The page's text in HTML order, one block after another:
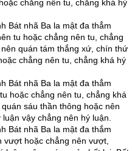
chẳng nên tu, chẳng khá hý
Bát nhã Ba la mật đa thẳm
tu hoặc chẳng nên tu, chẳng
quán tám thắng xứ, chín thứ
chẳng nên tu, chẳng khá hý
Bát nhã Ba la mật đa thẳm
hoặc chẳng nên tu, chẳng khá
sáu thần thông hoặc nên
vậy chẳng nên hý luận.
Bát nhã Ba la mật đa thắm
hoặc chẳng nên vượt,